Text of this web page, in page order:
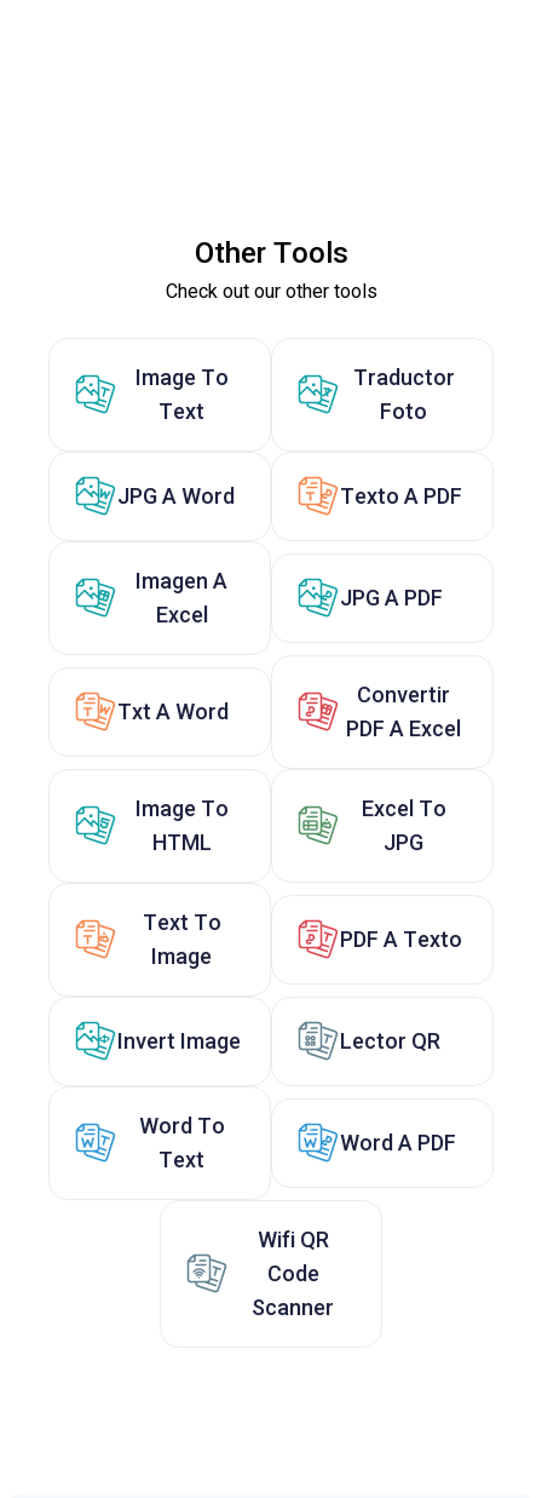
Other Tools
Check out our other tools
Image To
Text
Traductor
Foto
JPG A Word Texto A PDF
Imagen A
Excel
JPG A PDF
Txt A Word
Convertir
PDF A Excel
Image To
HTML
Excel To
JPG
Text To
Image
PDF A Texto
Invert Image Lector QR
Word To
Text
Word A PDF
Wifi QR
Code
Scanner